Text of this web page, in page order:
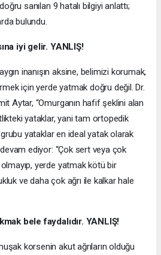
sanılan 9 hatalı bilgiyi anlattı;
bulundu.
iyi gelir. YANLIŞ!
inanışın aksine, belimizi korumak,
için yerde yatmak doğru değil. Dr.
Aytar, “Omurganın hafif şeklini alan
yataklar, yani tam ortopedik
yataklar en ideal yatak olarak
ediyor: “Çok sert veya çok
yerde yatmak kötü bir
ve daha çok ağrı ile kalkar hale
bele faydalıdır. YANLIŞ!
korsenin akut ağrıların olduğu